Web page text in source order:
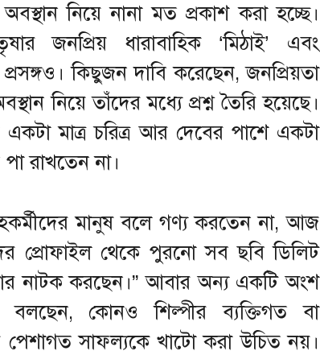
নিয়ে নানা মত প্রকাশ করা হচ্ছে।
জনপ্রিয় ধারাবাহিক ‘মিঠাই’ এবং
কিছুজন দাবি করেছেন, জনপ্রিয়তা
নিয়ে তাঁদের মধ্যে প্রশ্ন তৈরি হয়েছে।
মাত্র চরিত্র আর দেবের পাশে একটা
রাখতেন না।
মানুষ বলে গণ্য করতেন না, আজ
প্রোফাইল থেকে পুরনো সব ছবি ডিলিট
নাটক করছেন।” আবার অন্য একটি অংশ
বলছেন, কোনও শিল্পীর ব্যক্তিগত বা
পেশাগত সাফল্যকে খাটো করা উচিত নয়।